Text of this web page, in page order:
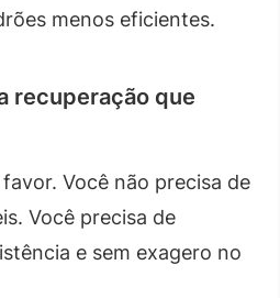
menos eficientes.
recuperação que
Você não precisa de
Você precisa de
e sem exagero no